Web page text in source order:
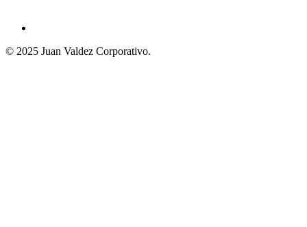
© 2025 Juan Valdez Corporativo.